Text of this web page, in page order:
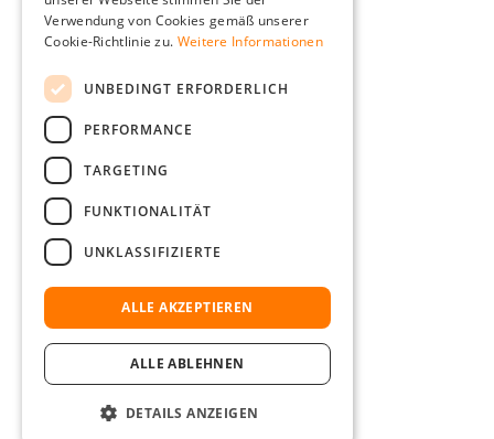
DUTCH
Verwendung von Cookies gemäß unserer
Cookie-Richtlinie zu. Weitere Informationen
UNBEDINGT ERFORDERLICH
PERFORMANCE
TARGETING
FUNKTIONALITÄT
UNKLASSIFIZIERTE
ALLE AKZEPTIEREN
ALLE ABLEHNEN
DETAILS ANZEIGEN